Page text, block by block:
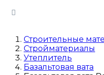
Строительные
Стройматериалы
Утеплитель
Базальтовая вата